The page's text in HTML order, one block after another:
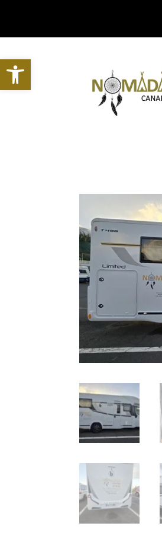
Abrir barra de herramientas